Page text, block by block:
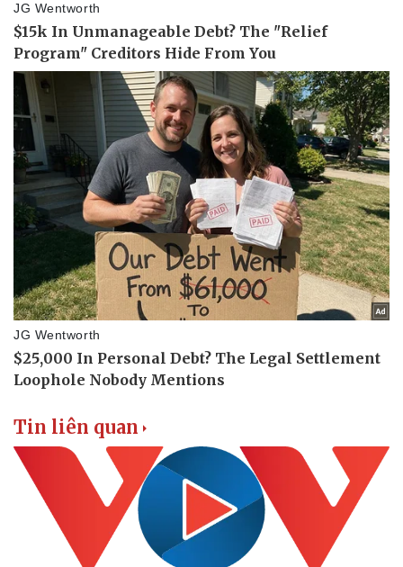
Doanh nghiệp
Thông tin doanh nghiệp
Doanh nghiệp 24h
Doanh nhân
Vì cộng đồng
Sành điệu
Tin Công nghệ
Trải nghiệm
Chuyển đổi số
Tin liên quan